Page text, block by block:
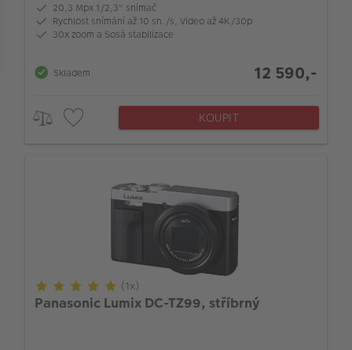
Konstrukce LCD displeje
20,3 Mpx 1/2,3" snímač
Rychlost snímání až 10 sn./s, Video až 4K/30p
30x zoom a 5osá stabilizace
Skladem 12 590,-
KOUPIT
(1x)
Panasonic Lumix DC-TZ99, stříbrný